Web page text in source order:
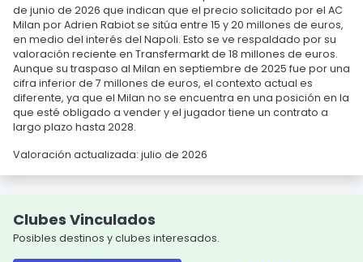
de junio de 2026 que indican que el precio solicitado por el AC
Milan por Adrien Rabiot se sitúa entre 15 y 20 millones de euros,
en medio del interés del Napoli. Esto se ve respaldado por su
valoración reciente en Transfermarkt de 18 millones de euros.
Aunque su traspaso al Milan en septiembre de 2025 fue por una
cifra inferior de 7 millones de euros, el contexto actual es
diferente, ya que el Milan no se encuentra en una posición en la
que esté obligado a vender y el jugador tiene un contrato a
largo plazo hasta 2028.
Valoración actualizada: julio de 2026
Clubes Vinculados
Posibles destinos y clubes interesados.